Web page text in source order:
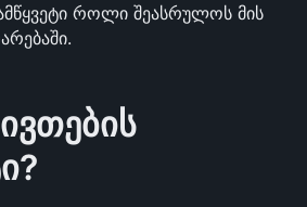
როლი შეასრულოს მის